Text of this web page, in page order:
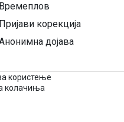
Времеплов
Пријави корекција
дојава
користење
колачиња